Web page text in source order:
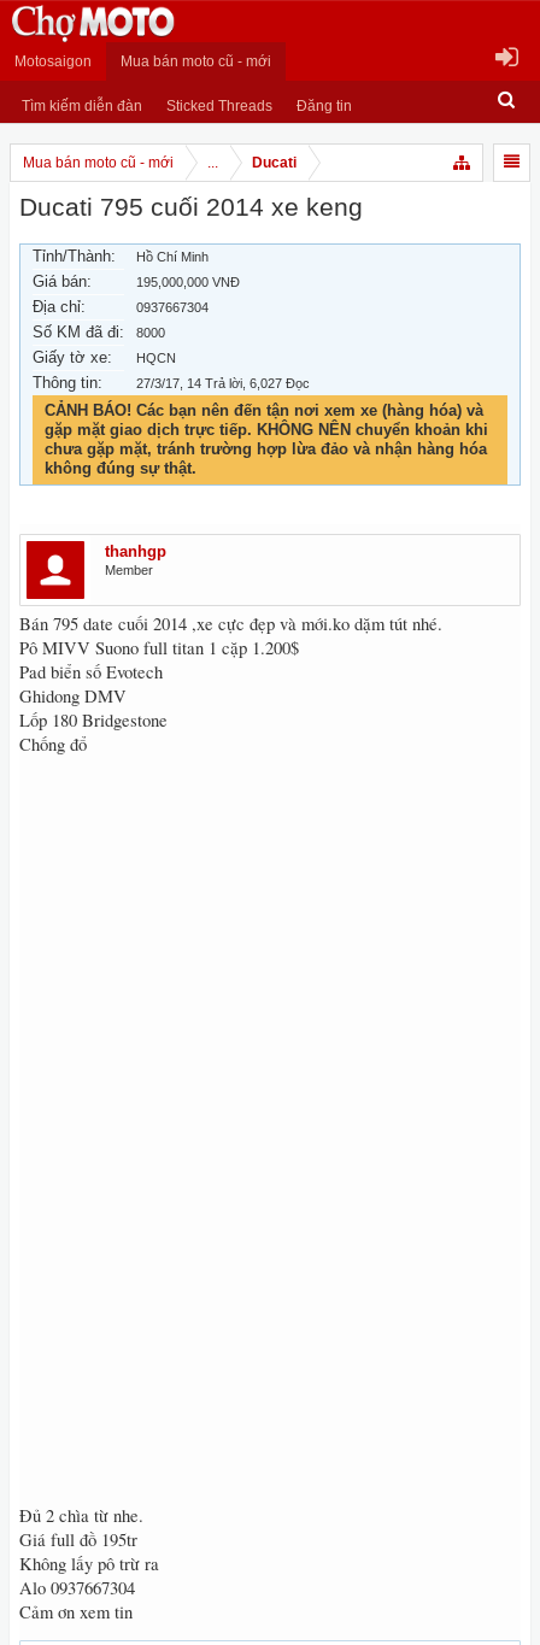
Motosaigon Mua bán moto cũ - mới
Tìm kiếm diễn đàn Sticked Threads Đăng tin
Mua bán moto cũ - mới ... Ducati
Ducati 795 cuối 2014 xe keng
Tỉnh/Thành: Hồ Chí Minh
Giá bán: 195,000,000 VNĐ
Địa chỉ: 0937667304
Số KM đã đi: 8000
Giấy tờ xe: HQCN
Thông tin: 27/3/17 , 14 Trả lời, 6,027 Đọc
CẢNH BÁO! Các bạn nên đến tận nơi xem xe (hàng hóa) và
gặp mặt giao dịch trực tiếp. KHÔNG NÊN chuyển khoản khi
chưa gặp mặt, tránh trường hợp lừa đảo và nhận hàng hóa
không đúng sự thật.
thanhgp
Member
Bán 795 date cuối 2014 ,xe cực đẹp và mới.ko dặm tút nhé.
Pô MIVV Suono full titan 1 cặp 1.200$
Pad biển số Evotech
Ghidong DMV
Lốp 180 Bridgestone
Chống đổ
Đủ 2 chìa từ nhe.
Giá full đồ 195tr
Không lấy pô trừ ra
Alo 0937667304
Cảm ơn xem tin